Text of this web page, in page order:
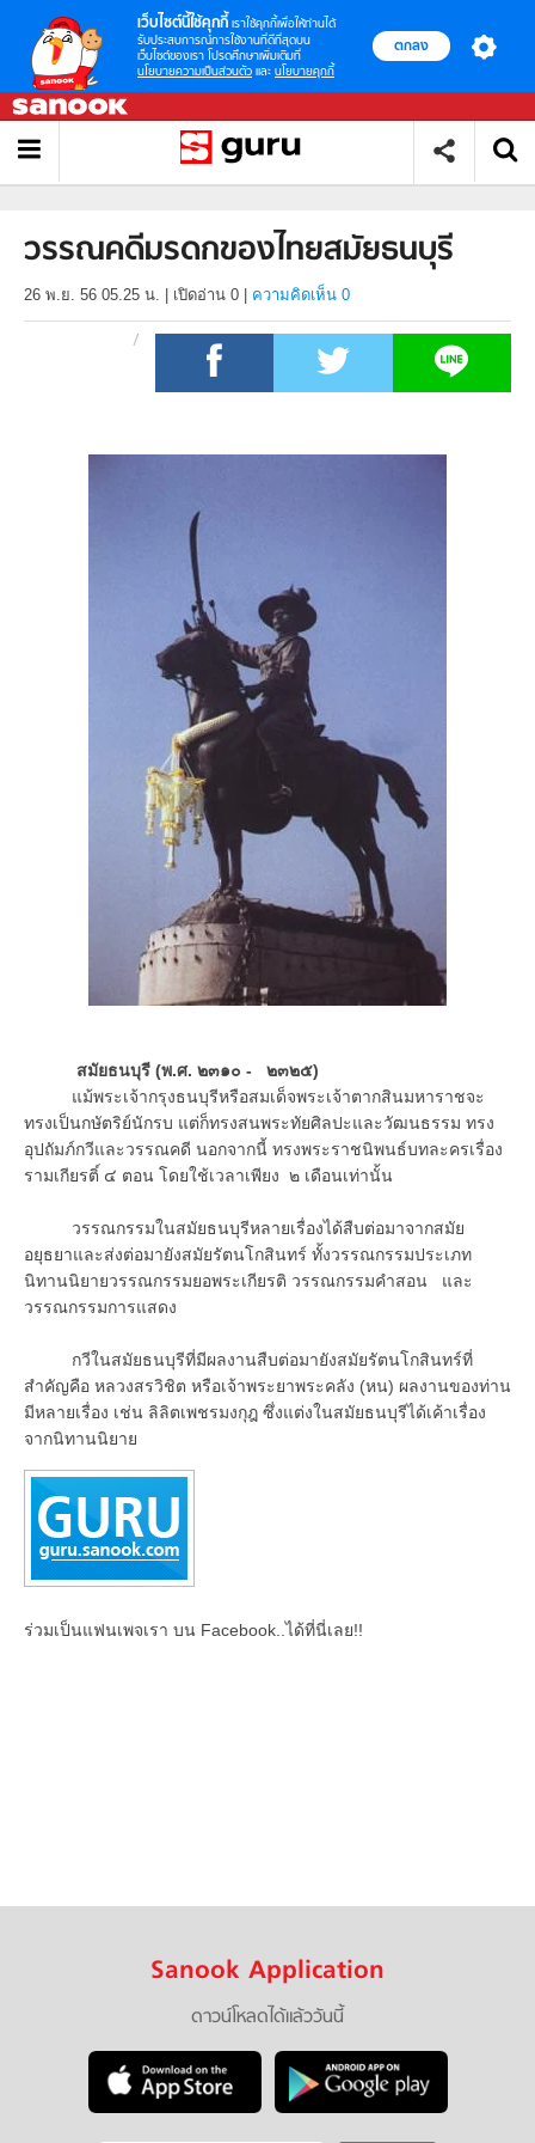
เว็บไซต์นี้ใช้คุกกี้ เราใช้คุกกี้เพื่อให้ท่านได้
รับประสบการณ์การใช้งานที่ดีที่สุดบน
เว็บไซต์ของเรา โปรดศึกษาเพิ่มเติมที่
นโยบายความเป็นส่วนตัว และ นโยบายคุกกี้
ตกลง
วรรณคดีมรดกของไทยสมัยธนบุรี
26 พ.ย. 56 05.25 น. เปิดอ่าน 0 ความคิดเห็น 0
สมัยธนบุรี (พ.ศ. ๒๓๑๐ - ๒๓๒๕)
แม้พระเจ้ากรุงธนบุรีหรือสมเด็จพระเจ้าตากสินมหาราชจะ
ทรงเป็นกษัตริย์นักรบ แต่ก็ทรงสนพระทัยศิลปะและวัฒนธรรม ทรง
อุปถัมภ์กวีและวรรณคดี นอกจากนี้ ทรงพระราชนิพนธ์บทละครเรื่อง
รามเกียรติ์ ๔ ตอน โดยใช้เวลาเพียง ๒ เดือนเท่านั้น
วรรณกรรมในสมัยธนบุรีหลายเรื่องได้สืบต่อมาจากสมัย
อยุธยาและส่งต่อมายังสมัยรัตนโกสินทร์ ทั้งวรรณกรรมประเภท
นิทานนิยายวรรณกรรมยอพระเกียรติ วรรณกรรมคำสอน และ
วรรณกรรมการแสดง
กวีในสมัยธนบุรีที่มีผลงานสืบต่อมายังสมัยรัตนโกสินทร์ที่
สำคัญคือ หลวงสรวิชิต หรือเจ้าพระยาพระคลัง (หน) ผลงานของท่าน
มีหลายเรื่อง เช่น ลิลิตเพชรมงกุฎ ซึ่งแต่งในสมัยธนบุรีได้เค้าเรื่อง
จากนิทานนิยาย
ร่วมเป็นแฟนเพจเรา บน Facebook..ได้ที่นี่เลย!!
Sanook Application
ดาวน์โหลดได้แล้ววันนี้